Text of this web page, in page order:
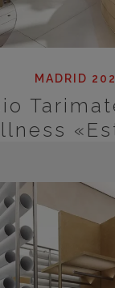
MADRID